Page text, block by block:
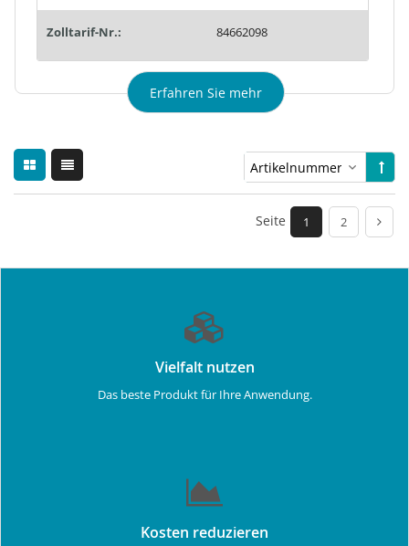
Zolltarif-Nr.: 84662098
Erfahren Sie mehr
Seite 1 2
Vielfalt nutzen
Das beste Produkt für Ihre Anwendung.
Kosten reduzieren